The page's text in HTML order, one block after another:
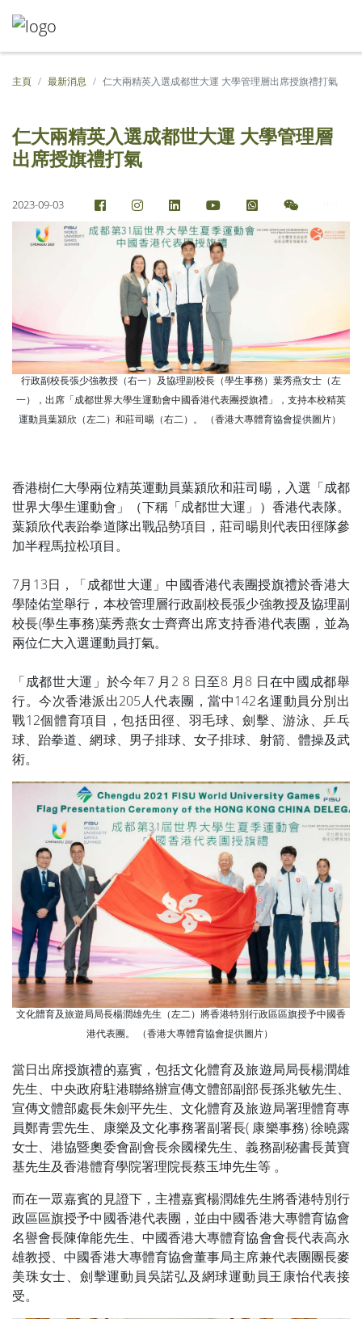
主頁 最新消息 仁大兩精英入選成都世大運 大學管理層出席授旗禮打氣
仁大兩精英入選成都世大運 大學管理層
出席授旗禮打氣
2023-09-03
行政副校長張少強教授（右一）及協理副校長（學生事務）葉秀燕女士（左
一），出席「成都世界大學生運動會中國香港代表團授旗禮」，支持本校精英
運動員葉潁欣（左二）和莊司暘（右二）。 （香港大專體育協會提供圖片）
香港樹仁大學兩位精英運動員葉潁欣和莊司暘，入選「成都
世界大學生運動會」（下稱「成都世大運」）香港代表隊。
葉潁欣代表跆拳道隊出戰品勢項目，莊司暘則代表田徑隊參
加半程馬拉松項目。
7月13日，「成都世大運」中國香港代表團授旗禮於香港大
學陸佑堂舉行，本校管理層行政副校長張少強教授及協理副
校長(學生事務)葉秀燕女士齊齊出席支持香港代表團，並為
兩位仁大入選運動員打氣。
「成都世大運」於今年7 月2 8 日至8 月8 日在中國成都舉
行。今次香港派出205人代表團，當中142名運動員分別出
戰12個體育項目，包括田徑、羽毛球、劍擊、游泳、乒乓
球、跆拳道、網球、男子排球、女子排球、射箭、體操及武
術。
文化體育及旅遊局局長楊潤雄先生（左二）將香港特別行政區區旗授予中國香
港代表團。 （香港大專體育協會提供圖片）
當日出席授旗禮的嘉賓，包括文化體育及旅遊局局長楊潤雄
先生、中央政府駐港聯絡辦宣傳文體部副部長孫兆敏先生、
宣傳文體部處長朱劍平先生、文化體育及旅遊局署理體育專
員鄭青雲先生、康樂及文化事務署副署長( 康樂事務) 徐曉露
女士、港協暨奧委會副會長余國樑先生、義務副秘書長黃寶
基先生及香港體育學院署理院長蔡玉坤先生等 。
而在一眾嘉賓的見證下，主禮嘉賓楊潤雄先生將香港特別行
政區區旗授予中國香港代表團，並由中國香港大專體育協會
名譽會長陳偉能先生、中國香港大專體育協會會長代表高永
雄教授、中國香港大專體育協會董事局主席兼代表團團長麥
美珠女士、劍擊運動員吳諾弘及網球運動員王康怡代表接
受。